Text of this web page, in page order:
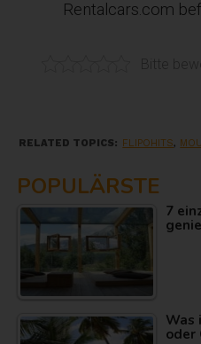
Rentalcars.com
RELATED TOPICS: FLIPOHITS,
POPULÄRSTE
7
Was
oder